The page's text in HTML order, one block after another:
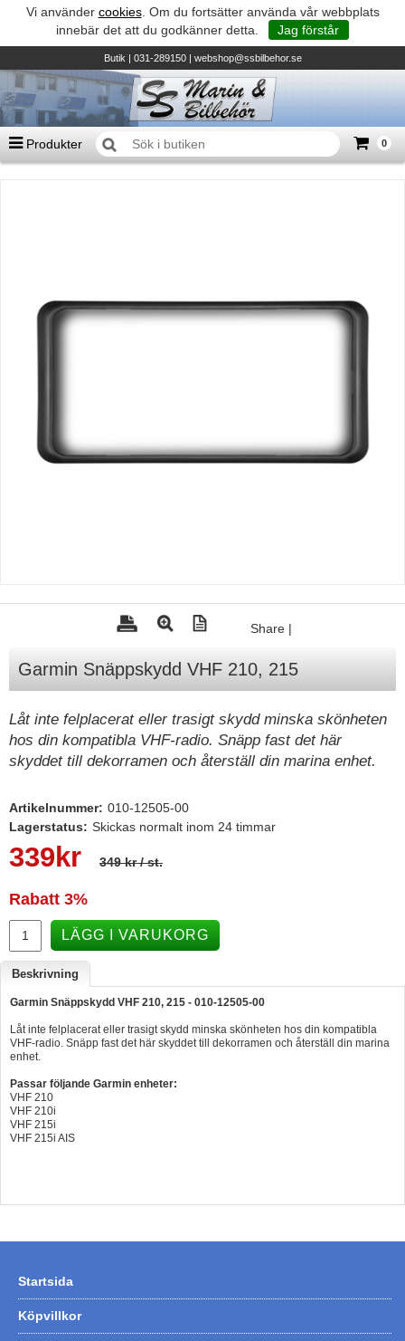
Vi använder cookies. Om du fortsätter använda vår webbplats
innebär det att du godkänner detta.
Jag förstår
Butik| 031-289150 | webshop@ssbilbehor.se
Produkter 0
Suzumar - Gummibåtar
Minn Kota - elmotorer
Mercury Servicedelar
Lowrance
Humminbird
Simrad
B&G
Båttillbehör
Hummertina
Varta - Batterier
Victron - Batteriladdare
CTEK - Batteriladdare
Webasto - Dieselvärmare
Kamasa Tools - Verktyg
Thule - Takboxar
Thule - Lasthållare
LAGERRENSING
Begagnade Motorer & Båtar
Share |
Garmin Snäppskydd VHF 210, 215
Låt inte felplacerat eller trasigt skydd minska skönheten
hos din kompatibla VHF-radio. Snäpp fast det här
skyddet till dekorramen och återställ din marina enhet.
Artikelnummer: 010-12505-00
Lagerstatus: Skickas normalt inom 24 timmar
339 kr 349 kr/ st.
Rabatt 3%
LÄGG I VARUKORG
Beskrivning
Garmin Snäppskydd VHF 210, 215 - 010-12505-00
Låt inte felplacerat eller trasigt skydd minska skönheten hos din kompatibla
VHF-radio. Snäpp fast det här skyddet till dekorramen och återställ din marina
enhet.
Passar följande Garmin enheter:
VHF 210
VHF 210i
VHF 215i
VHF 215i AIS
Startsida
Köpvillkor